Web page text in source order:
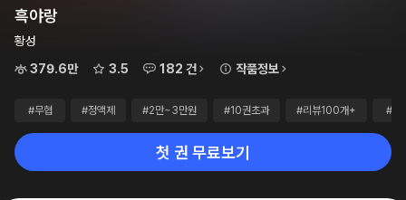
흑야랑
황성
379.6만
3.5 182 건 작품정보
#무협 #정액제 #2만~3만원 #10권초과 #리뷰100개+ #완
첫 권 무료보기